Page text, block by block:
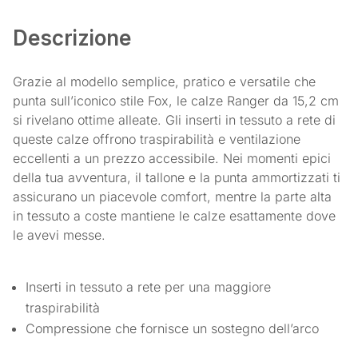
Descrizione
Grazie al modello semplice, pratico e versatile che
punta sull’iconico stile Fox, le calze Ranger da 15,2 cm
si rivelano ottime alleate. Gli inserti in tessuto a rete di
queste calze offrono traspirabilità e ventilazione
eccellenti a un prezzo accessibile. Nei momenti epici
della tua avventura, il tallone e la punta ammortizzati ti
assicurano un piacevole comfort, mentre la parte alta
in tessuto a coste mantiene le calze esattamente dove
le avevi messe.
Inserti in tessuto a rete per una maggiore
traspirabilità
Compressione che fornisce un sostegno dell’arco